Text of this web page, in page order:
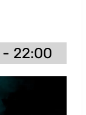
- 22:00